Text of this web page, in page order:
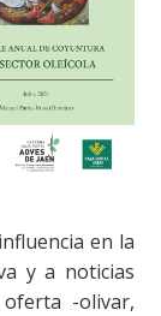
en la
y a noticias
-olivar,